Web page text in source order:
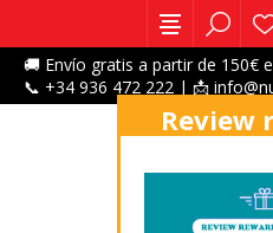
🚚 Envío gratis a partir de 150€
📞 +34 936 472 222 | 📩
Review